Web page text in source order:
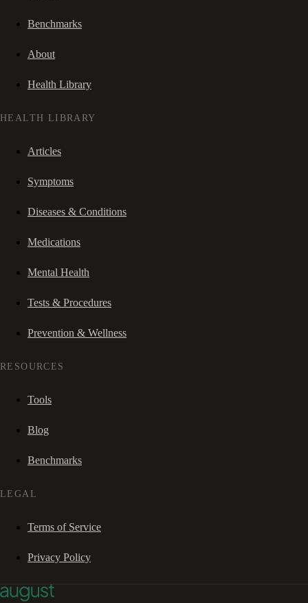
Benchmarks
About
Health Library
HEALTH LIBRARY
Articles
Symptoms
Diseases & Conditions
Medications
Mental Health
Tests & Procedures
Prevention & Wellness
RESOURCES
Tools
Blog
Benchmarks
LEGAL
Terms of Service
Privacy Policy